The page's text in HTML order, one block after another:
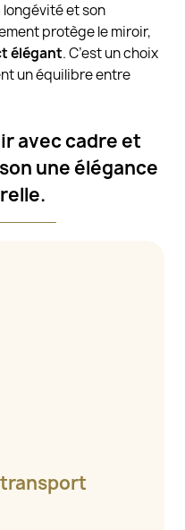
et son
protège le miroir,
élégant. C’est un choix
un équilibre entre
avec cadre et
une élégance